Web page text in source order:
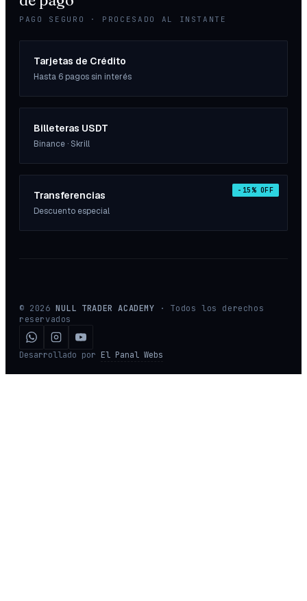
PAGO SEGURO · PROCESADO AL INSTANTE
Tarjetas de Crédito
Hasta 6 pagos sin interés
Billeteras USDT
Binance · Skrill
-15% OFF
Transferencias
Descuento especial
© 2026 NULL TRADER ACADEMY · Todos los derechos
reservados
Desarrollado por El Panal Webs